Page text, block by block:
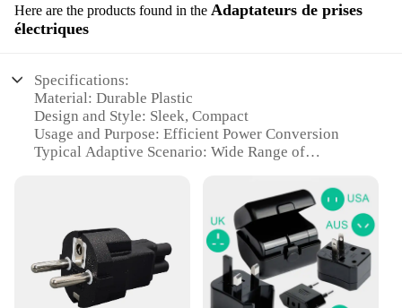
Here are the products found in the Adaptateurs de prises
électriques
Specifications:
Material: Durable Plastic
Design and Style: Sleek, Compact
Usage and Purpose: Efficient Power Conversion
Typical Adaptive Scenario: Wide Range of
Shape or Size or Weight or Quantity: Portable and
Performance and Property: High-Quality Electrical
Connection
Features:
**Optimized Power Conversion**